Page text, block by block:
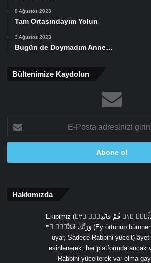
8 Ağustos 2023
Tam Ortasındayım Yolun
3 Ağustos 2023
Bugün de Doymadım Anne…
Bültenimize Kaydolun
Posta
adresinizi
Hakkımızda
Ekibimiz (يَٓا اَيُّهَا الْمُدَّثِّرُۙ ﴿١﴾ قُمْ فَاَنْذِرْۙ ﴿٢﴾
وَرَبَّكَ فَكَبِّرْۙ ﴿٣ (Ey örtünüp bürünen, Kalk ve
uyar, Sadece Rabbini yücelt)
esinlenerek, her platformda ancak
Rabbini yücelterek var olma